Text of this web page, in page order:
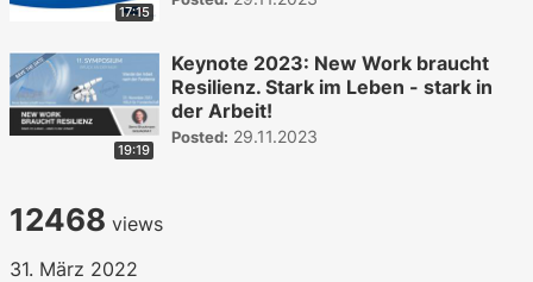
17:15
19:19
Keynote 2023: New Work braucht
Resilienz. Stark im Leben - stark in
der Arbeit!
Posted: 29.11.2023
12468 views
31. März 2022